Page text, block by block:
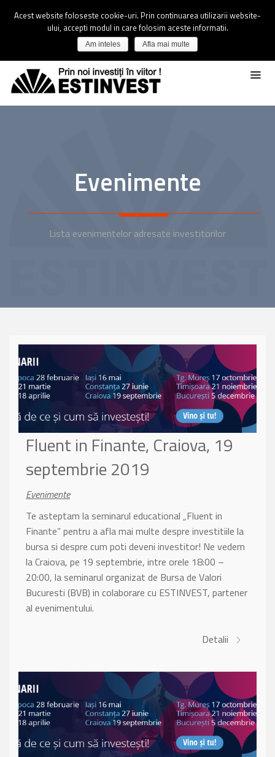
Evenimente
Lista evenimentelor adresate investitorilor
Fluent in Finante, Craiova, 19
septembrie 2019
Evenimente
Te asteptam la seminarul educational „Fluent in
Finante” pentru a afla mai multe despre investitiile la
bursa si despre cum poti deveni investitor! Ne vedem
la Craiova, pe 19 septembrie, intre orele 18:00 –
20:00, la seminarul organizat de Bursa de Valori
Bucuresti (BVB) in colaborare cu ESTINVEST, partener
al evenimentului.
Detalii
Acest website foloseste cookie-uri. Prin continuarea utilizarii website-
ului, accepti modul in care folosim aceste informatii.
Am inteles Afla mai multe